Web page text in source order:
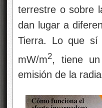
terrestre o sobre
dan lugar a
Tierra. Lo que
mW/m2, tiene un
emisión de la